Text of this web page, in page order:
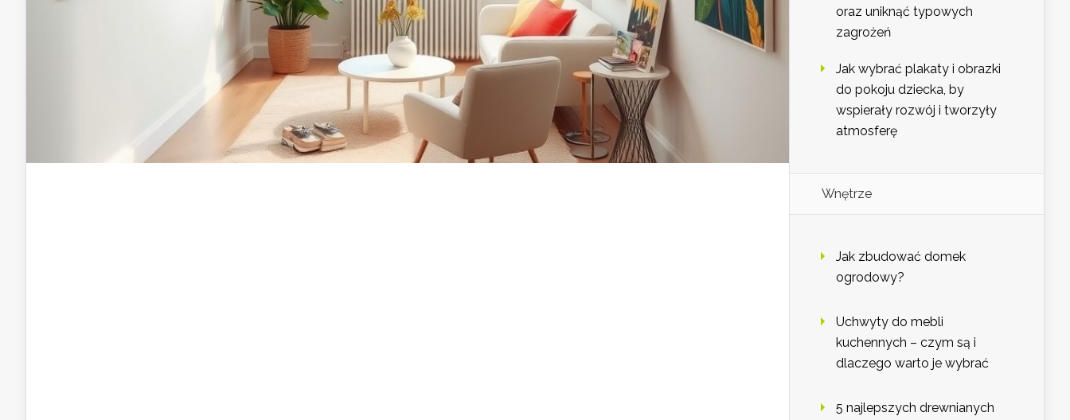
oraz uniknąć typowych
zagrożeń
Jak wybrać plakaty i obrazki
do pokoju dziecka, by
wspierały rozwój i tworzyły
atmosferę
Wnętrze
Jak zbudować domek
ogrodowy?
Uchwyty do mebli
kuchennych – czym są i
dlaczego warto je wybrać
5 najlepszych drewnianych